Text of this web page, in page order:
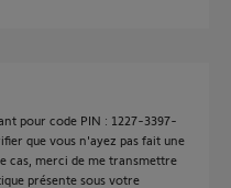
pour code PIN : 1227-3397-
que vous n'ayez pas fait une
cas, merci de me transmettre
présente sous votre